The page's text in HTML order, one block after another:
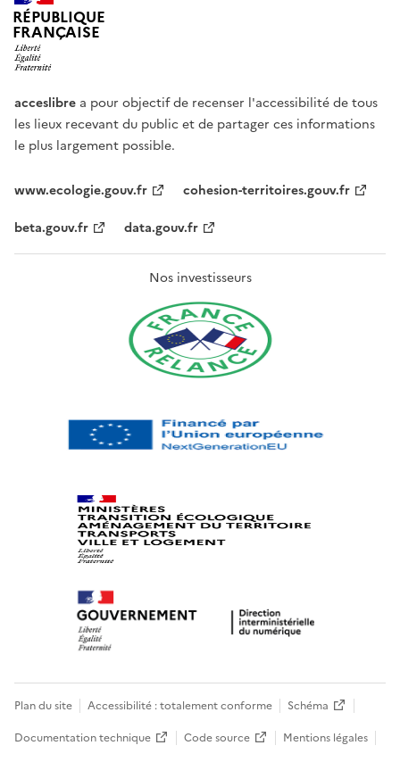
RÉPUBLIQUE
FRANÇAISE
acceslibre a pour objectif de recenser l'accessibilité de tous
les lieux recevant du public et de partager ces informations
le plus largement possible.
www.ecologie.gouv.fr
cohesion-territoires.gouv.fr
beta.gouv.fr
data.gouv.fr
Nos investisseurs
Plan du site Accessibilité : totalement conforme
Schéma
Documentation technique
Code source
Mentions légales